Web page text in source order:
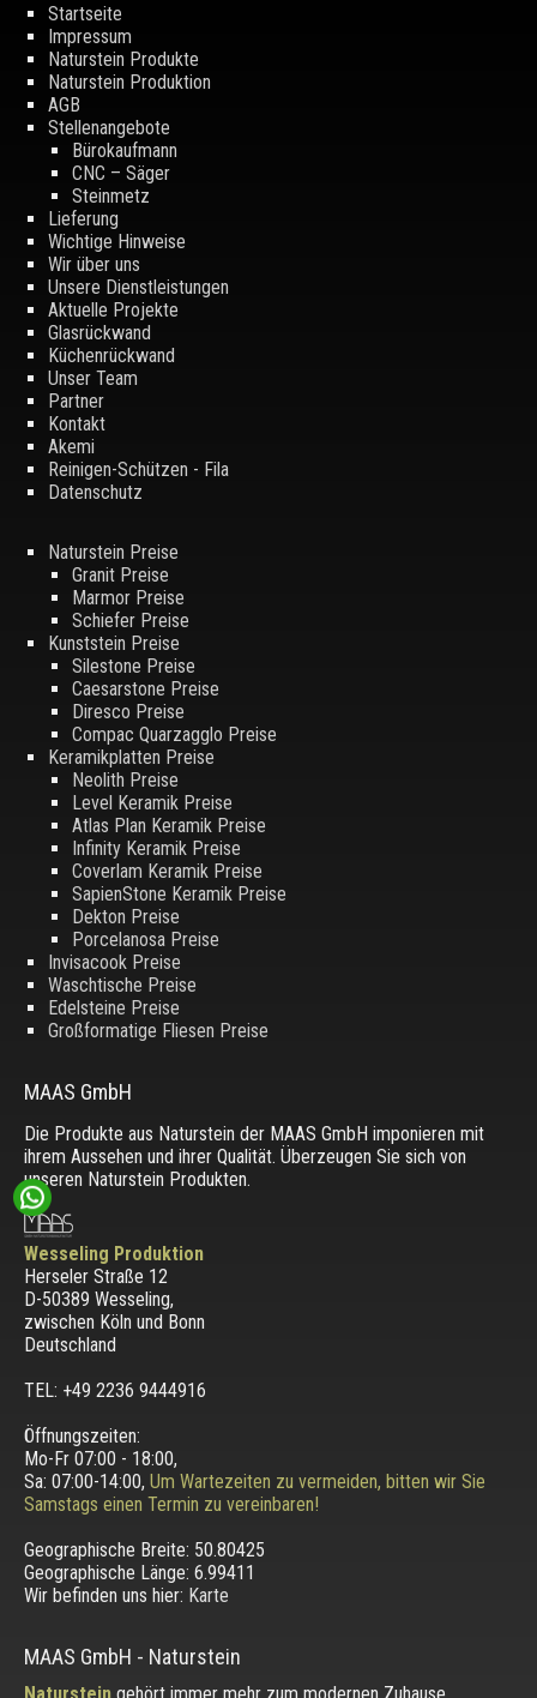
Startseite
Impressum
Naturstein Produkte
Naturstein Produktion
AGB
Stellenangebote
Bürokaufmann
CNC – Säger
Steinmetz
Lieferung
Wichtige Hinweise
Wir über uns
Unsere Dienstleistungen
Aktuelle Projekte
Glasrückwand
Küchenrückwand
Unser Team
Partner
Kontakt
Akemi
Reinigen-Schützen - Fila
Datenschutz
Naturstein Preise
Granit Preise
Marmor Preise
Schiefer Preise
Kunststein Preise
Silestone Preise
Caesarstone Preise
Diresco Preise
Compac Quarzagglo Preise
Keramikplatten Preise
Neolith Preise
Level Keramik Preise
Atlas Plan Keramik Preise
Infinity Keramik Preise
Coverlam Keramik Preise
SapienStone Keramik Preise
Dekton Preise
Porcelanosa Preise
Invisacook Preise
Waschtische Preise
Edelsteine Preise
Großformatige Fliesen Preise
MAAS GmbH
Die Produkte aus Naturstein der MAAS GmbH imponieren mit
ihrem Aussehen und ihrer Qualität. Überzeugen Sie sich von
unseren Naturstein Produkten.
Wesseling Produktion
Herseler Straße 12
D-50389 Wesseling,
zwischen Köln und Bonn
Deutschland
TEL: +49 2236 9444916
Öffnungszeiten:
Mo-Fr 07:00 - 18:00,
Sa: 07:00-14:00, Um Wartezeiten zu vermeiden, bitten wir Sie
Samstags einen Termin zu vereinbaren!
Geographische Breite: 50.80425
Geographische Länge: 6.99411
Wir befinden uns hier: Karte
MAAS GmbH - Naturstein
Natursteingehört immer mehr zum modernen Zuhause.